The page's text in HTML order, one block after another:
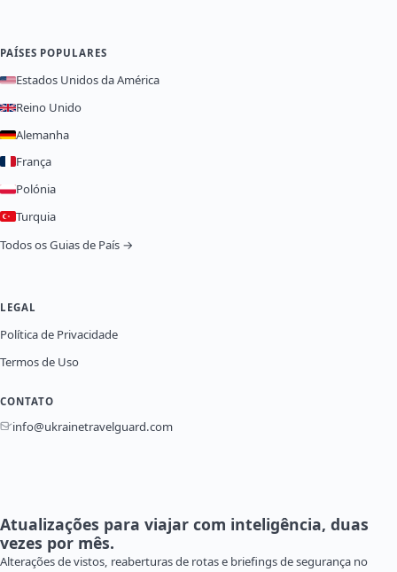
PAÍSES POPULARES
Estados Unidos da América
Reino Unido
Alemanha
França
Polónia
Turquia
Todos os Guias de País →
LEGAL
Política de Privacidade
Termos de Uso
CONTATO
info@ukrainetravelguard.com
Atualizações para viajar com inteligência, duas
vezes por mês.
Alterações de vistos, reaberturas de rotas e briefings de segurança no